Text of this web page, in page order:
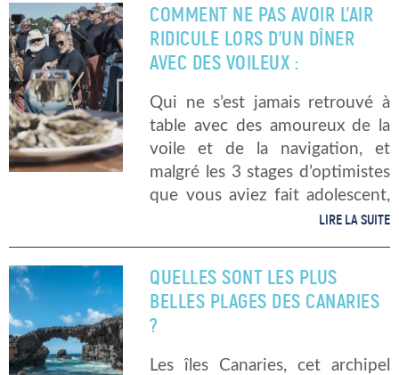
conventionnels, la France offre
un terrain […]
COMMENT NE PAS AVOIR L’AIR
RIDICULE LORS D’UN DÎNER
AVEC DES VOILEUX :
Qui ne s’est jamais retrouvé à
table avec des amoureux de la
voile et de la navigation, et
malgré les 3 stages d’optimistes
que vous aviez fait adolescent,
cela fait bien longtemps que
LIRE LA SUITE
QUELLES SONT LES PLUS
BELLES PLAGES DES CANARIES
?
Les îles Canaries, cet archipel